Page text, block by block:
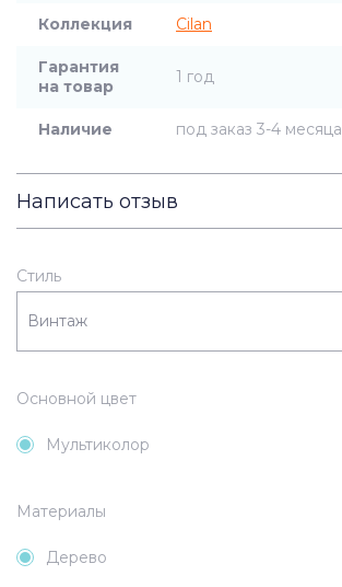
Коллекция Cilan
Гарантия
на товар
1 год
Наличие под заказ 3-4 месяца
Написать отзыв
Мультиколор
Дерево